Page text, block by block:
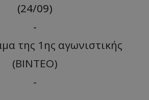
(24/09)
-
της 1ης αγωνιστικής
(ΒΙΝΤΕΟ)
-